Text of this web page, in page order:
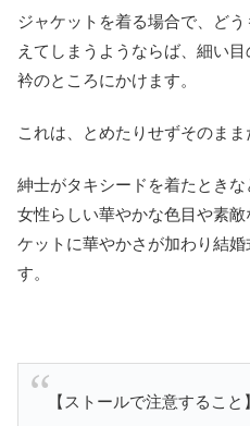
ジャケットを着る場合で、ど
えてしまうようならば、細い
衿のところにかけます。
これは、とめたりせずそのまま
紳士がタキシードを着たときな
女性らしい華やかな色目や素
ケットに華やかさが加わり結
す。
【ストールで注意すること】